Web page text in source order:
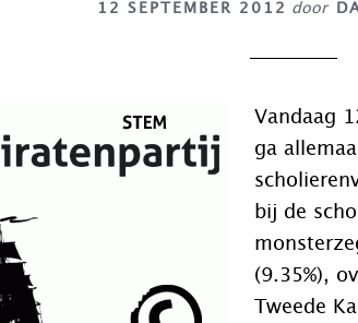
12 SEPTEMBER 2012 door
Vandaag
ga
bij de
(9.35%),
Tweede